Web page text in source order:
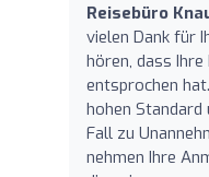
Reisebüro
vielen Dank für
hören, dass
entsprochen
hohen Standard
Fall zu
nehmen Ihre